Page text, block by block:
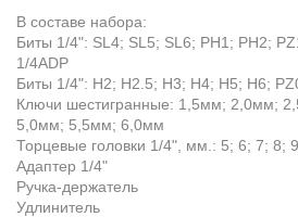
В составе набора:
Биты 1/4": SL4; SL5; SL6; PH1; PH2;
1/4ADP
Биты 1/4": H2; H2.5; H3; H4; H5; H6;
Ключи шестигранные: 1,5мм; 2,0мм;
5,0мм; 5,5мм; 6,0мм
Торцевые головки 1/4", мм.: 5; 6; 7; 8;
Адаптер 1/4"
Ручка-держатель
Удлинитель